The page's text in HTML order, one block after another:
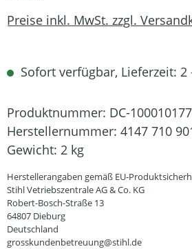
Preise inkl. MwSt. zzgl.
Sofort verfügbar, Lieferzeit: 2
Produktnummer: DC-100010177
Herstellernummer: 4147 710
Gewicht: 2 kg
Herstellerangaben gemäß EU-
Stihl Vetriebszentrale AG & Co. KG
Robert-Bosch-Straße 13
64807 Dieburg
Deutschland
grosskundenbetreuung@stihl.de